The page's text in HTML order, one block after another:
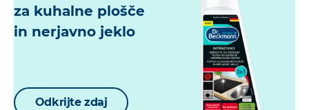
za kuhalne plošče
in nerjavno jeklo
Odkrijte zdaj